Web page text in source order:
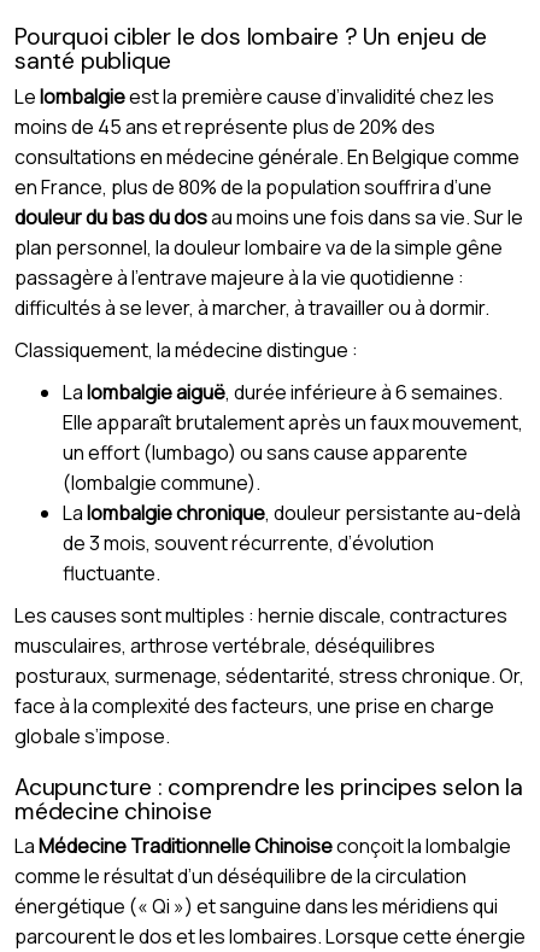
Pourquoi cibler le dos lombaire ? Un enjeu de
santé publique
Lelombalgieest la première cause d’invalidité chez les
moins de 45 ans et représente plus de 20% des
consultations en médecine générale. En Belgique comme
en France, plus de 80% de la population souffrira d’une
douleur du bas du dosau moins une fois dans sa vie. Sur le
plan personnel, la douleur lombaire va de la simple gêne
passagère à l’entrave majeure à la vie quotidienne :
difficultés à se lever, à marcher, à travailler ou à dormir.
Classiquement, la médecine distingue :
Lalombalgie aiguë, durée inférieure à 6 semaines.
Elle apparaît brutalement après un faux mouvement,
un effort (lumbago) ou sans cause apparente
(lombalgie commune).
Lalombalgie chronique, douleur persistante au-delà
de 3 mois, souvent récurrente, d’évolution
fluctuante.
Les causes sont multiples : hernie discale, contractures
musculaires, arthrose vertébrale, déséquilibres
posturaux, surmenage, sédentarité, stress chronique. Or,
face à la complexité des facteurs, une prise en charge
globale s’impose.
Acupuncture : comprendre les principes selon la
médecine chinoise
LaMédecine Traditionnelle Chinoiseconçoit la lombalgie
comme le résultat d’un déséquilibre de la circulation
énergétique (« Qi ») et sanguine dans les méridiens qui
parcourent le dos et les lombaires. Lorsque cette énergie